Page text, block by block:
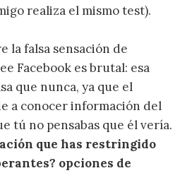
realiza el mismo test).
la falsa sensación de
Facebook es brutal: esa
que nunca, ya que el
a conocer información del
tú no pensabas que él vería.
que has restringido
opciones de